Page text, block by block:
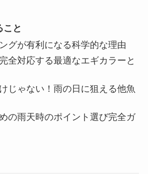
こと
グが有利になる科学的な理由
全対応する最適なエギカラーと
じゃない！雨の日に狙える他魚
の雨天時のポイント選び完全ガ